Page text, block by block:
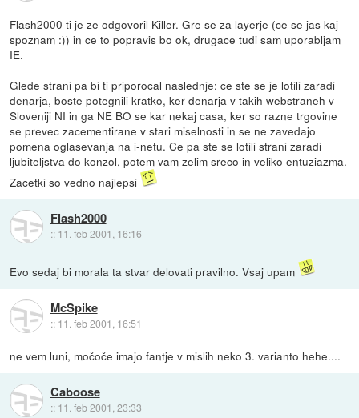
Flash2000 ti je ze odgovoril Killer. Gre se za layerje (ce se jas kaj
spoznam :)) in ce to popravis bo ok, drugace tudi sam uporabljam
IE.
Glede strani pa bi ti priporocal naslednje: ce ste se je lotili zaradi
denarja, boste potegnili kratko, ker denarja v takih webstraneh v
Sloveniji NI in ga NE BO se kar nekaj casa, ker so razne trgovine
se prevec zacementirane v stari miselnosti in se ne zavedajo
pomena oglasevanja na i-netu. Ce pa ste se lotili strani zaradi
ljubiteljstva do konzol, potem vam zelim sreco in veliko entuziazma.
Zacetki so vedno najlepsi
Flash2000
:: 11. feb 2001, 16:16
Evo sedaj bi morala ta stvar delovati pravilno. Vsaj upam
McSpike
:: 11. feb 2001, 16:51
ne vem luni, močoče imajo fantje v mislih neko 3. varianto hehe....
Caboose
:: 11. feb 2001, 23:33